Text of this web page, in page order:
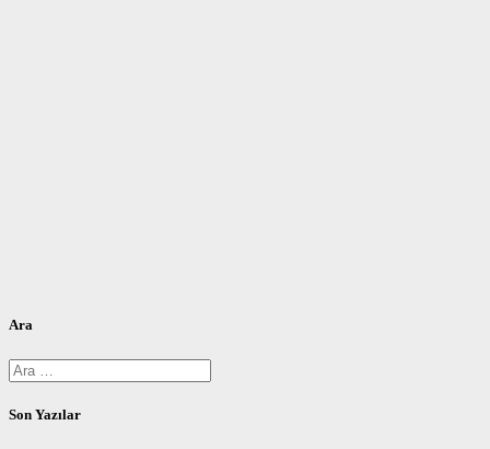
Ara
Arama:
Son Yazılar